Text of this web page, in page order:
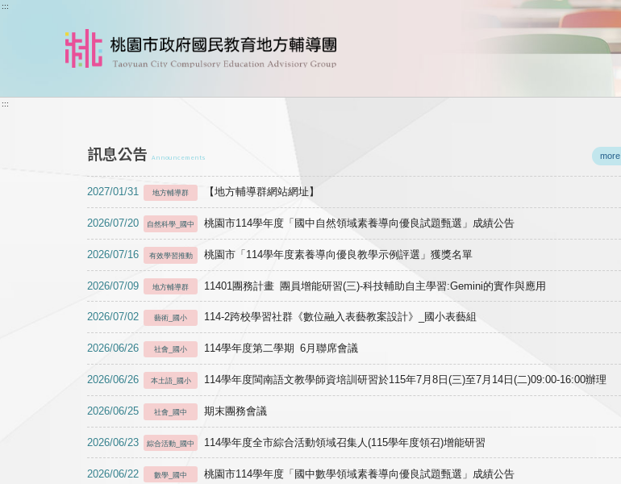
跳到主要內容
:::
:::
訊息公告 Announcements more
2027/01/31 地方輔導群 【地方輔導群網站網址】
2026/07/20 自然科學_國中 桃園市114學年度「國中自然領域素養導向優良試題甄選」成績公告
2026/07/16 有效學習推動 桃園市「114學年度素養導向優良教學示例評選」獲獎名單
2026/07/09 地方輔導群 11401團務計畫 團員增能研習(三)-科技輔助自主學習:Gemini的實作與應用
2026/07/02 藝術_國小 114-2跨校學習社群《數位融入表藝教案設計》_國小表藝組
2026/06/26 社會_國小 114學年度第二學期 6月聯席會議
2026/06/26 本土語_國小 114學年度閩南語文教學師資培訓研習於115年7月8日(三)至7月14日(二)09:00-16:00辦理
2026/06/25 社會_國中 期末團務會議
2026/06/23 綜合活動_國中 114學年度全市綜合活動領域召集人(115學年度領召)增能研習
2026/06/22 數學_國中 桃園市114學年度「國中數學領域素養導向優良試題甄選」成績公告